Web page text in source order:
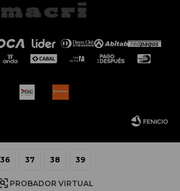
36 37 38 39
PROBADOR VIRTUAL